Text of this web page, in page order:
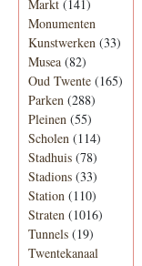
Markt (141)
Monumenten
Kunstwerken (33)
Musea (82)
Oud Twente (165)
Parken (288)
Pleinen (55)
Scholen (114)
Stadhuis (78)
Stadions (33)
Station (110)
Straten (1016)
Tunnels (19)
Twentekanaal